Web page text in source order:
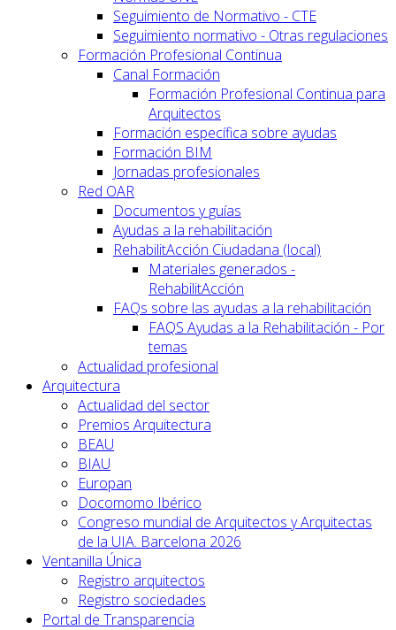
Seguimiento de Normativo - CTE
Seguimiento normativo - Otras regulaciones
Formación Profesional Continua
Canal Formación
Formación Profesional Continua para
Arquitectos
Formación específica sobre ayudas
Formación BIM
Jornadas profesionales
Red OAR
Documentos y guías
Ayudas a la rehabilitación
RehabilitAcción Ciudadana (local)
Materiales generados -
RehabilitAcción
FAQs sobre las ayudas a la rehabilitación
FAQS Ayudas a la Rehabilitación - Por
temas
Actualidad profesional
Arquitectura
Actualidad del sector
Premios Arquitectura
BEAU
BIAU
Europan
Docomomo Ibérico
Congreso mundial de Arquitectos y Arquitectas
de la UIA. Barcelona 2026
Ventanilla Única
Registro arquitectos
Registro sociedades
Portal de Transparencia